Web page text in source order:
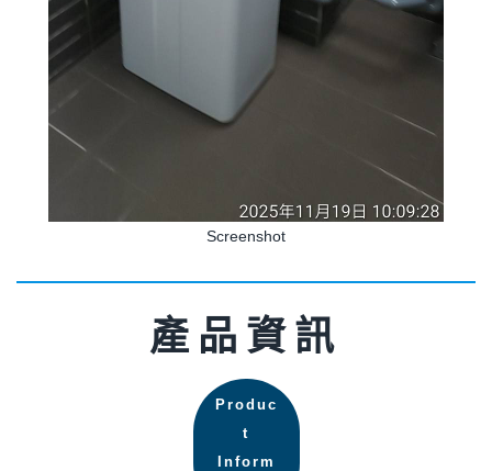
Screenshot
產品資訊
Produc
t
Inform